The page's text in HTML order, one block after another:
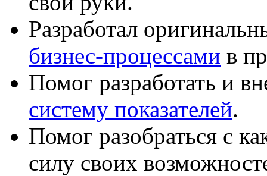
Разработал
бизнес-процессами в
Помог разработать и
систему показателей.
Помог разобраться с
силу своих